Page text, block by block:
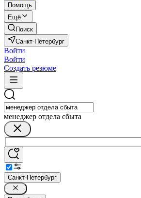
Помощь
Ещё
Поиск
Санкт-Петербург
Войти
Войти
Создать резюме
менеджер отдела сбыта
Санкт-Петербург